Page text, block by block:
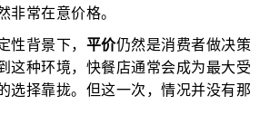
常在意价格。
背景下， 平价仍然是消费者做决策
这种环境，快餐店通常会成为最大受
选择靠拢。但这一次，情况并没有那
餐饮AI如何真正创造价值？美国餐